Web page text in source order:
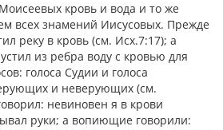
кровь и вода и то же
всех знамений Иисусовых. Прежде
реку в кровь (см. Исх.7:17); а
из ребра воду с кровью для
голоса Судии и голоса
и неверующих (см.
невиновен я в крови
руки; а вопиющие говорили: